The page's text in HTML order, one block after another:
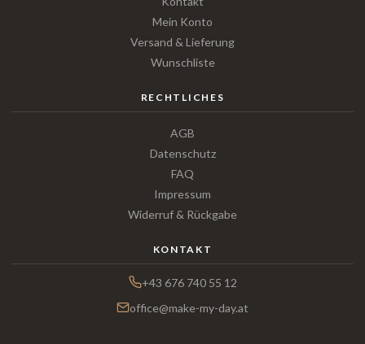
Mein Konto
Versand & Lieferung
Wunschliste
RECHTLICHES
AGB
Datenschutz
FAQ
Impressum
Widerruf & Rückgabe
KONTAKT
+43 676 740 55 12
office@make-my-day.at